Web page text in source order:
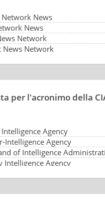
Network News
News
Network
News Network
per l'acronimo della
Agency
Intelligence Agency
of Intelligence
Intelligence Agency